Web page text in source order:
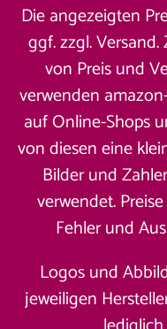
Die angezeigten
ggf. zzgl.
von Preis und
verwenden
auf Online-Shops
von diesen eine
Bilder und
verwendet.
Fehler und
Logos und
jeweiligen